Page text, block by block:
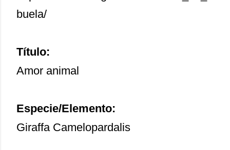
buela/
Título:
Amor animal
Especie/Elemento:
Giraffa Camelopardalis